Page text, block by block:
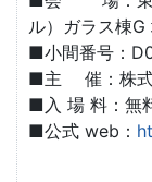
ル）ガラス棟G
■小間番号：
■主 催：株式
■入 場 料：無
■公式 web：